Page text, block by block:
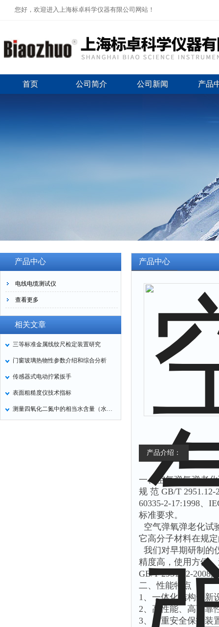
您好，欢迎进入上海标卓科学仪器有限公司网站！
首页 公司简介 公司新闻 产品
产品中心
电线电缆测试仪
查看更多
相关文章
三等标准金属线纹尺检定装置研究
门窗玻璃热物性参数介绍和综合分析
传感器式电动拧紧扳手
表面粗糙度仪技术指标
测量四氧化二氮中的相当水含量（水红外分析仪）
产品中心
产品介绍：
一、空气弹氧弹老
规 范 GB/T 2951.12-
60335-2-17:1998、
标准要求。
空气弹氧弹老化试
它高分子材料在规
我们对早期研制的
精度高，使用方便
GB/T 2951.12-2008
二、性能特点
1、一体化结构全新
2、高性能、高可靠
3、多重安全保护装